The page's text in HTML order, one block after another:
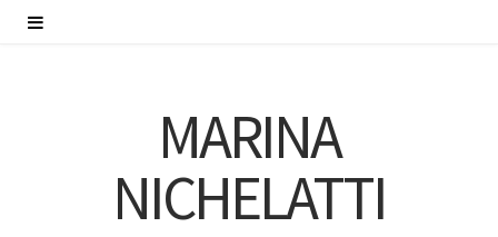
MARINA
NICHELATTI